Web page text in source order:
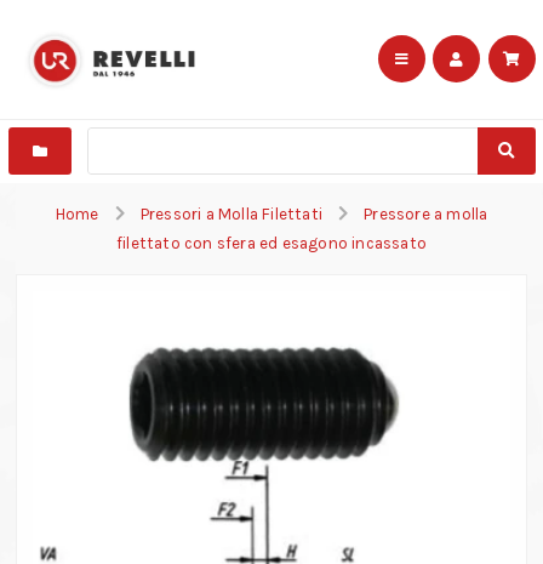
Home Pressori a Molla Filettati
Pressore a molla
filettato con sfera ed esagono incassato